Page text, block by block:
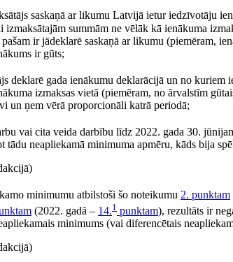
saskaņā ar likumu Latvijā ietur iedzīvotāju
summām ne vēlāk kā ienākuma
ir jādeklarē saskaņā ar likumu (piemēram,
ir gūts;
deklarē gada ienākumu deklarācijā un no
izmaksas vietā (piemēram, no ārvalstīm
un ņem vērā proporcionāli katrā periodā;
vai cita veida darbību līdz 2022. gada 30.
neapliekamā minimuma apmēru, kāds bija
minimumu atbilstoši šo noteikumu 2. punktam
(2022. gadā – 14.1 punktam), rezultāts ir
minimums (vai diferencētais